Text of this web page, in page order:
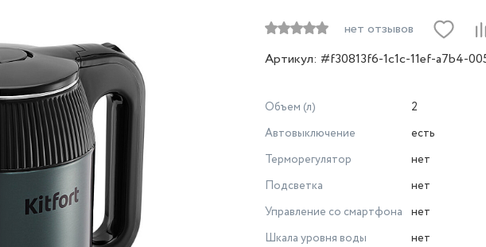
нет отзывов
Артикул: #f30813f6-1c1c-11ef-a7b4-
Объем (л)
2
Автовыключение
есть
Терморегулятор
нет
Подсветка
нет
Управление со смартфона нет
Шкала уровня воды
нет